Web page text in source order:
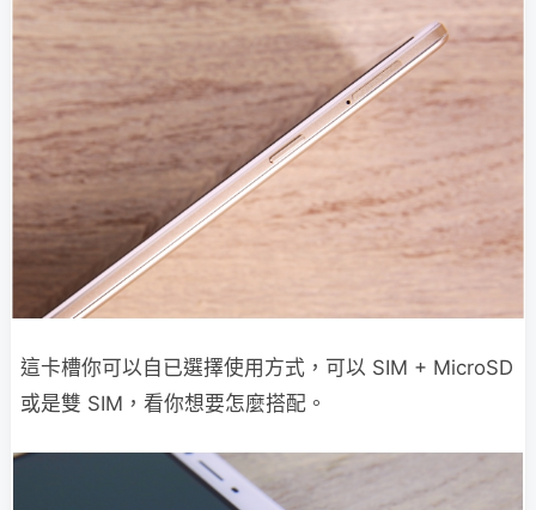
這卡槽你可以自已選擇使用方式，可以 SIM + MicroSD
或是雙 SIM，看你想要怎麼搭配。